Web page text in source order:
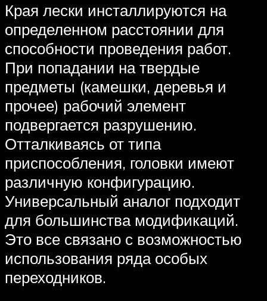
Края лески инсталлируются на
определенном расстоянии для
способности проведения работ.
При попадании на твердые
предметы (камешки, деревья и
прочее) рабочий элемент
подвергается разрушению.
Отталкиваясь от типа
приспособления, головки имеют
различную конфигурацию.
Универсальный аналог подходит
для большинства модификаций.
Это все связано с возможностью
использования ряда особых
переходников.